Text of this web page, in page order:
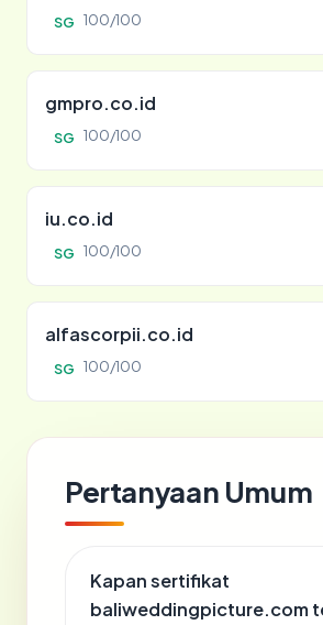
SG 100/100
gmpro.co.id
SG 100/100
iu.co.id
SG 100/100
alfascorpii.co.id
SG 100/100
Pertanyaan Umum
Kapan sertifikat
baliweddingpicture.com